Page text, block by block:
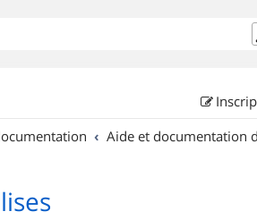
Aide et documentation